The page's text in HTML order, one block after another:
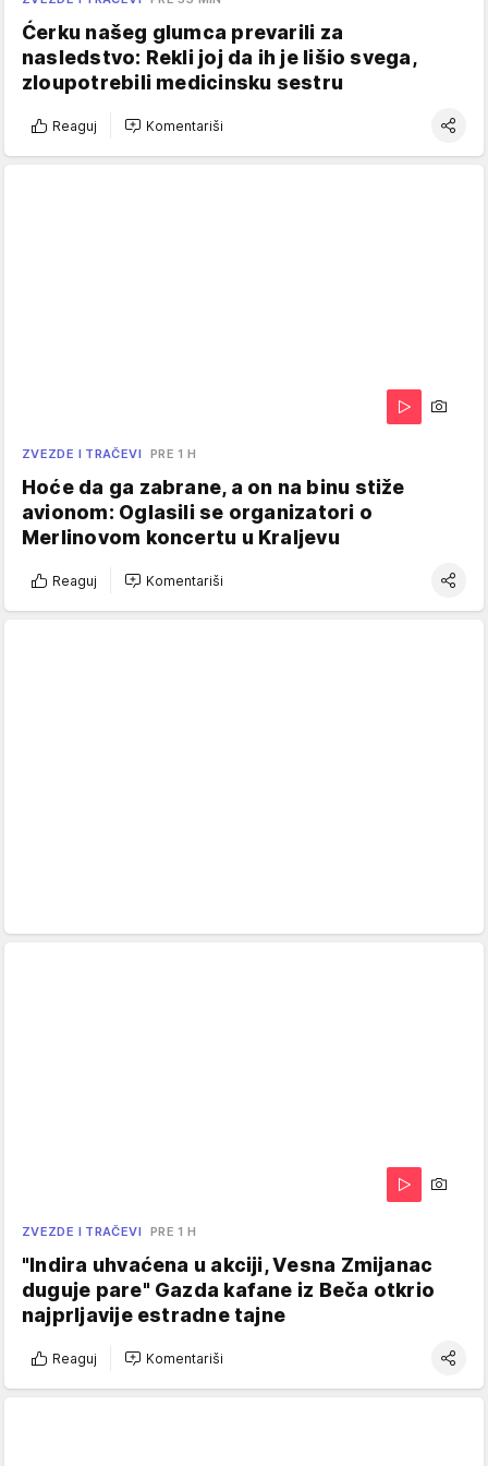
Ćerku našeg glumca prevarili za
nasledstvo: Rekli joj da ih je lišio svega,
zloupotrebili medicinsku sestru
Reaguj Komentariši
ZVEZDE I TRAČEVI PRE 1 H
Hoće da ga zabrane, a on na binu stiže
avionom: Oglasili se organizatori o
Merlinovom koncertu u Kraljevu
Reaguj Komentariši
ZVEZDE I TRAČEVI PRE 1 H
"Indira uhvaćena u akciji, Vesna Zmijanac
duguje pare" Gazda kafane iz Beča otkrio
najprljavije estradne tajne
Reaguj Komentariši